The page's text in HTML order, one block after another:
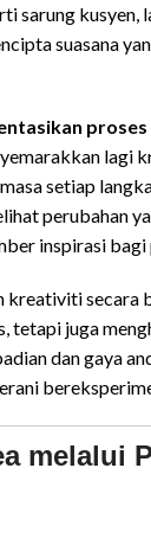
sarung kusyen,
suasana
proses
lagi
setiap
perubahan
inspirasi bagi
kreativiti secara
tetapi juga
dan gaya
melalui